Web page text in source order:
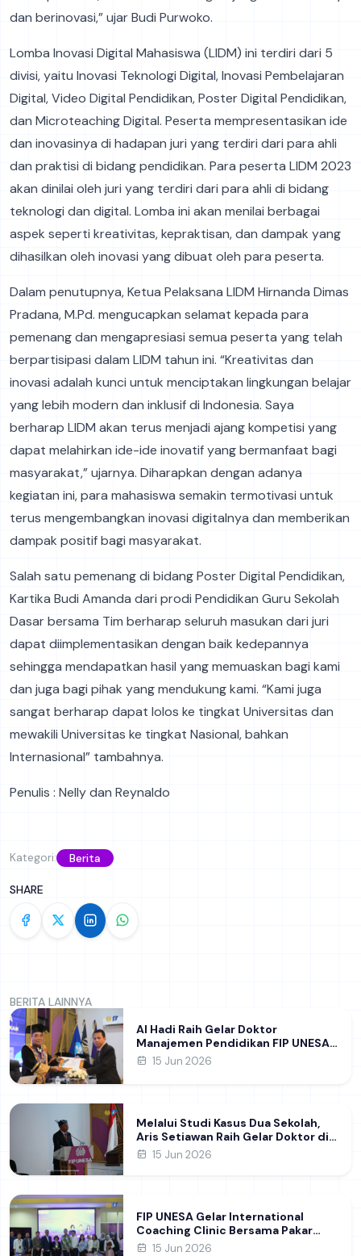
dan berinovasi,” ujar Budi Purwoko.
Lomba Inovasi Digital Mahasiswa (LIDM) ini terdiri dari 5
divisi, yaitu Inovasi Teknologi Digital, Inovasi Pembelajaran
Digital, Video Digital Pendidikan, Poster Digital Pendidikan,
dan Microteaching Digital. Peserta mempresentasikan ide
dan inovasinya di hadapan juri yang terdiri dari para ahli
dan praktisi di bidang pendidikan. Para peserta LIDM 2023
akan dinilai oleh juri yang terdiri dari para ahli di bidang
teknologi dan digital. Lomba ini akan menilai berbagai
aspek seperti kreativitas, kepraktisan, dan dampak yang
dihasilkan oleh inovasi yang dibuat oleh para peserta.
Dalam penutupnya, Ketua Pelaksana LIDM Hirnanda Dimas
Pradana, M.Pd. mengucapkan selamat kepada para
pemenang dan mengapresiasi semua peserta yang telah
berpartisipasi dalam LIDM tahun ini. “Kreativitas dan
inovasi adalah kunci untuk menciptakan lingkungan belajar
yang lebih modern dan inklusif di Indonesia. Saya
berharap LIDM akan terus menjadi ajang kompetisi yang
dapat melahirkan ide-ide inovatif yang bermanfaat bagi
masyarakat,” ujarnya. Diharapkan dengan adanya
kegiatan ini, para mahasiswa semakin termotivasi untuk
terus mengembangkan inovasi digitalnya dan memberikan
dampak positif bagi masyarakat.
Salah satu pemenang di bidang Poster Digital Pendidikan,
Kartika Budi Amanda dari prodi Pendidikan Guru Sekolah
Dasar bersama Tim berharap seluruh masukan dari juri
dapat diimplementasikan dengan baik kedepannya
sehingga mendapatkan hasil yang memuaskan bagi kami
dan juga bagi pihak yang mendukung kami. “Kami juga
sangat berharap dapat lolos ke tingkat Universitas dan
mewakili Universitas ke tingkat Nasional, bahkan
Internasional” tambahnya.
Penulis : Nelly dan Reynaldo
Kategori: Berita
SHARE
BERITA LAINNYA
Al Hadi Raih Gelar Doktor
Manajemen Pendidikan FIP UNESA
melalui Riset Pembentukan
15 Jun 2026
Melalui Studi Kasus Dua Sekolah,
Aris Setiawan Raih Gelar Doktor di
FIP UNESA Usai Kupas Manajemen
15 Jun 2026
FIP UNESA Gelar International
Coaching Clinic Bersama Pakar
Khon Kaen University Thailand,
15 Jun 2026